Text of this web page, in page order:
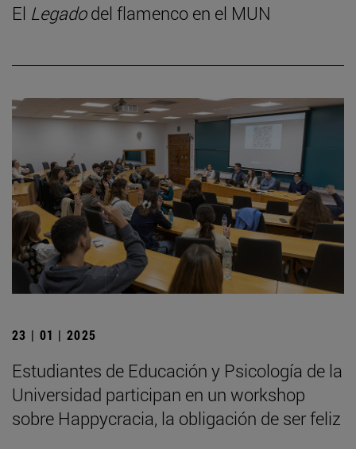
El Legadodel flamenco en el MUN
23 | 01 | 2025
Estudiantes de Educación y Psicología de la
Universidad participan en un workshop
sobre Happycracia, la obligación de ser feliz